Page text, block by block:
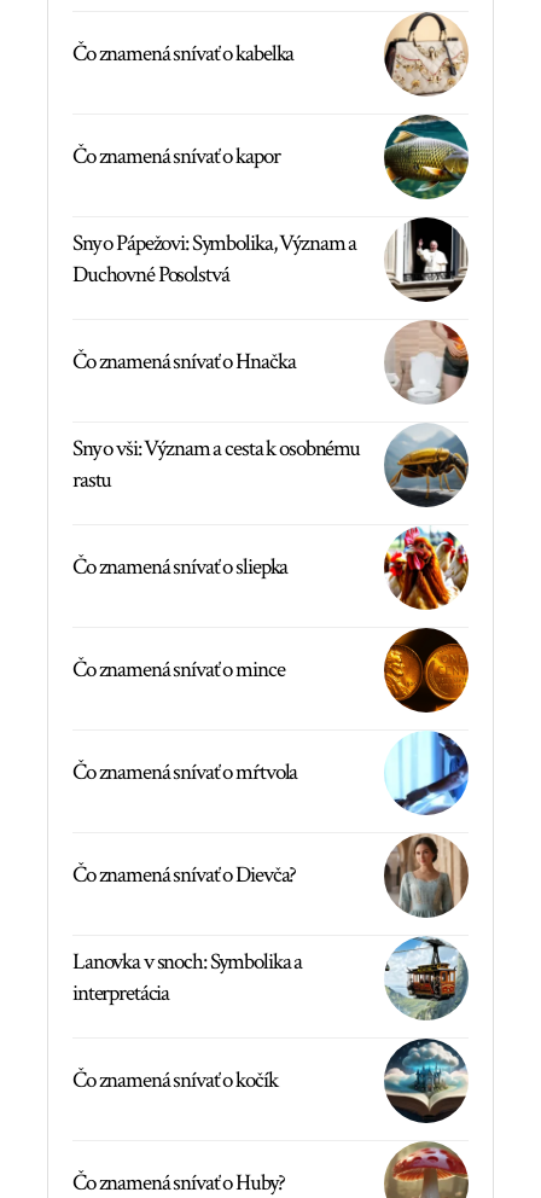
Čo znamená snívať o kabelka
Čo znamená snívať o kapor
Sny o Pápežovi: Symbolika, Význam a
Duchovné Posolstvá
Čo znamená snívať o Hnačka
Sny o vši: Význam a cesta k osobnému
rastu
Čo znamená snívať o sliepka
Čo znamená snívať o mince
Čo znamená snívať o mŕtvola
Čo znamená snívať o Dievča?
Lanovka v snoch: Symbolika a
interpretácia
Čo znamená snívať o kočík
Čo znamená snívať o Huby?